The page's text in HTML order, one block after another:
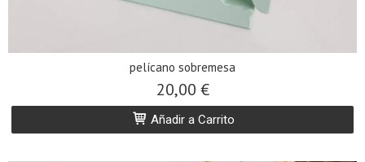
pelícano sobremesa
20,00 €
Añadir a Carrito